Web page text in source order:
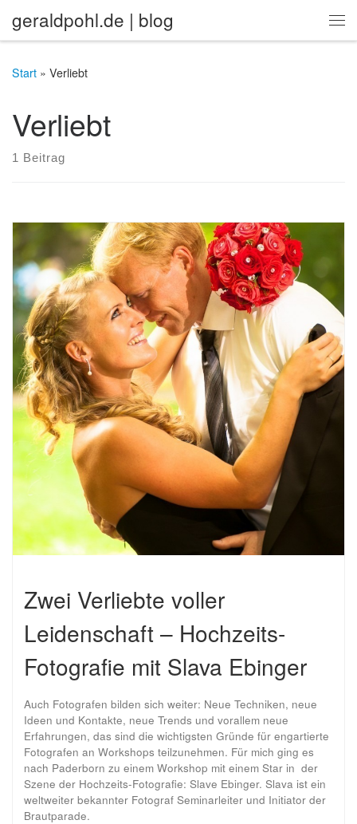
Zum Inhalt springen
geraldpohl.de | blog
Start » Verliebt
Verliebt
1 Beitrag
Zwei Verliebte voller
Leidenschaft – Hochzeits-
Fotografie mit Slava Ebinger
Auch Fotografen bilden sich weiter: Neue Techniken, neue
Ideen und Kontakte, neue Trends und vorallem neue
Erfahrungen, das sind die wichtigsten Gründe für engartierte
Fotografen an Workshops teilzunehmen. Für mich ging es
nach Paderborn zu einem Workshop mit einem Star in der
Szene der Hochzeits-Fotografie: Slave Ebinger. Slava ist ein
weltweiter bekannter Fotograf Seminarleiter und Initiator der
Brautparade.